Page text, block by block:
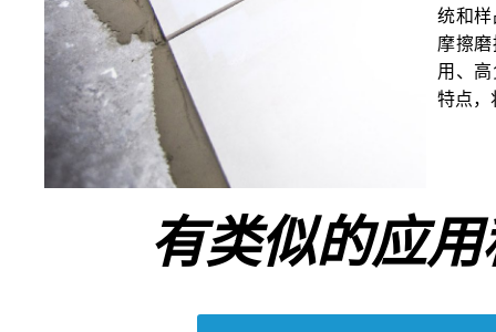
统和样
摩擦
用、
特点，
有类似的应